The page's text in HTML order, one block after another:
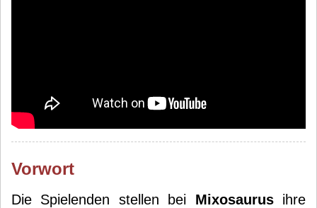
Vorwort
Die Spielenden stellen bei Mixosaurusihre